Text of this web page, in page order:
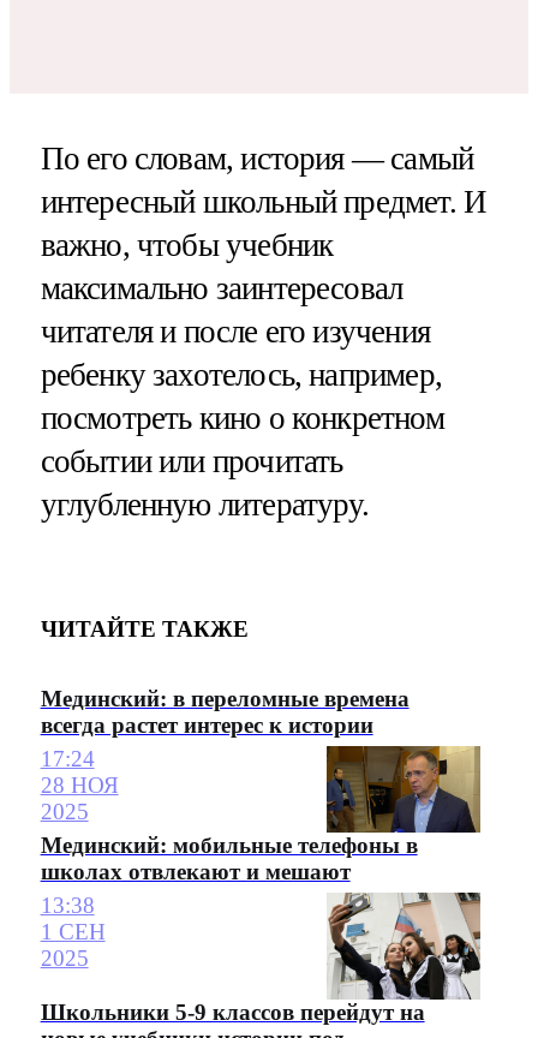
По его словам, история — самый
интересный школьный предмет. И
важно, чтобы учебник
максимально заинтересовал
читателя и после его изучения
ребенку захотелось, например,
посмотреть кино о конкретном
событии или прочитать
углубленную литературу.
ЧИТАЙТЕ ТАКЖЕ
Мединский: в переломные времена
всегда растет интерес к истории
17:24
28 НОЯ
2025
Мединский: мобильные телефоны в
школах отвлекают и мешают
13:38
1 СЕН
2025
Школьники 5-9 классов перейдут на